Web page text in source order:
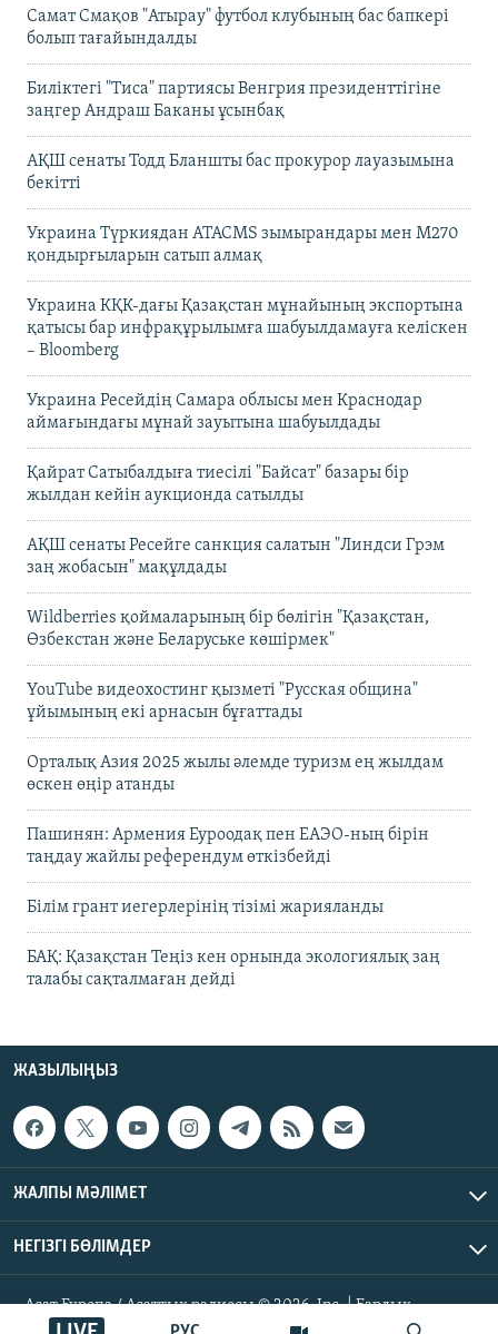
Самат Смақов "Атырау" футбол клубының бас бапкері
болып тағайындалды
Биліктегі "Тиса" партиясы Венгрия президенттігіне
заңгер Андраш Баканы ұсынбақ
АҚШ сенаты Тодд Бланшты бас прокурор лауазымына
бекітті
Украина Түркиядан ATACMS зымырандары мен M270
қондырғыларын сатып алмақ
Украина КҚК-дағы Қазақстан мұнайының экспортына
қатысы бар инфрақұрылымға шабуылдамауға келіскен
– Bloomberg
Украина Ресейдің Самара облысы мен Краснодар
аймағындағы мұнай зауытына шабуылдады
Қайрат Сатыбалдыға тиесілі "Байсат" базары бір
жылдан кейін аукционда сатылды
АҚШ сенаты Ресейге санкция салатын "Линдси Грэм
заң жобасын" мақұлдады
Wildberries қоймаларының бір бөлігін "Қазақстан,
Өзбекстан және Беларуське көшірмек"
YouTube видеохостинг қызметі "Русская община"
ұйымының екі арнасын бұғаттады
Орталық Азия 2025 жылы әлемде туризм ең жылдам
өскен өңір атанды
Пашинян: Армения Еуроодақ пен ЕАЭО-ның бірін
таңдау жайлы референдум өткізбейді
Білім грант иегерлерінің тізімі жарияланды
БАҚ: Қазақстан Теңіз кен орнында экологиялық заң
талабы сақталмаған дейді
ЖАЗЫЛЫҢЫЗ
ЖАЛПЫ МӘЛІМЕТ
НЕГІЗГІ БӨЛІМДЕР
Азат Еуропа / Азаттық радиосы © 2026, Inc. | Барлық
құқықтары қорғалған